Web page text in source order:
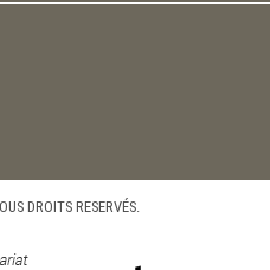
DROITS RESERVÉS.